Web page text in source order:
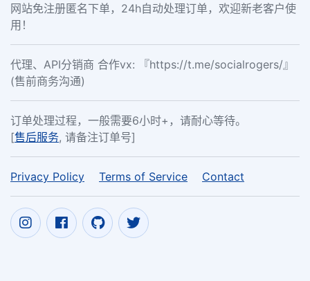
网站免注册匿名下单，24h自动处理订单，欢迎新老客户使
用！
代理、API分销商 合作vx: 『https://t.me/socialrogers/』
(售前商务沟通)
订单处理过程，一般需要6小时+，请耐心等待。
[售后服务, 请备注订单号]
Privacy Policy Terms of Service Contact